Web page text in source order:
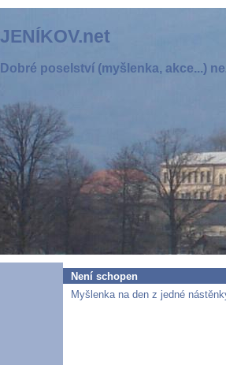
JENÍKOV.net
Dobré poselství (myšlenka, akce...)
Není schopen
Myšlenka na den z jedné